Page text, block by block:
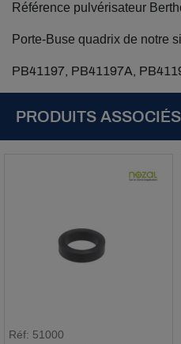
Référence pulvérisateur
Porte-Buse quadrix de notre
PB41197, PB41197A,
PRODUITS ASSOCIÉS
Réf: 51000